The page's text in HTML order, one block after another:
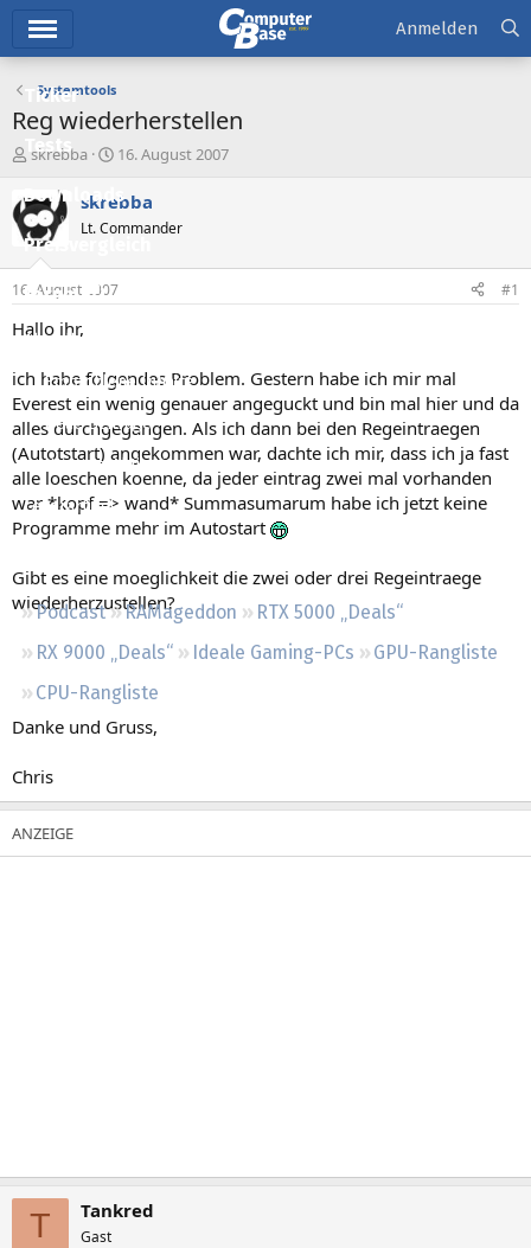
Ticker
Tests
Downloads
Preisvergleich
Forum
Aktuelles
Empfohlene Inhalte
Neue Beiträge
Neueste Aktivitäten
Leserartikel
Podcast RAMageddon
RTX 5000 „Deals“
RX 9000 „Deals“
Ideale Gaming-PCs
GPU-Rangliste
CPU-Rangliste
Anmelden
Systemtools
Reg wiederherstellen
E
s
t
e
e
r
skrebba
E
s
e
l
t
16. August 2007
skrebba
Lt. Commander
16. August 2007 #1
Hallo ihr,
ich habe folgendes Problem. Gestern habe ich mir mal
Everest ein wenig genauer angeguckt und bin mal hier und da
alles durchgegangen. Als ich dann bei den Regeintraegen
(Autotstart) angekommen war, dachte ich mir, dass ich ja fast
alle loeschen koenne, da jeder eintrag zwei mal vorhanden
war *kopf => wand* Summasumarum habe ich jetzt keine
Programme mehr im Autostart
Gibt es eine moeglichkeit die zwei oder drei Regeintraege
wiederherzustellen?
Danke und Gruss,
Chris
T Tankred
Gast